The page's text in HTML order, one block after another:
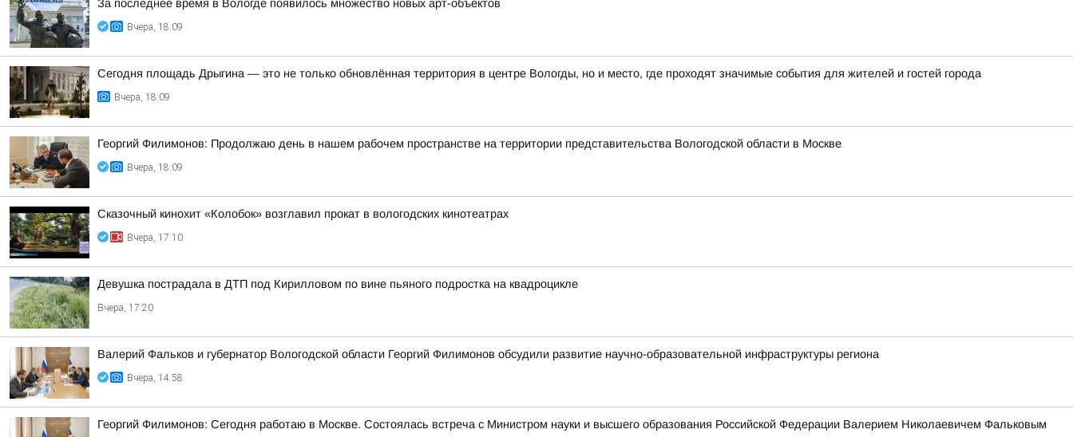
За последнее время в Вологде появилось множество новых арт-объектов
Вчера, 18:09
Сегодня площадь Дрыгина — это не только обновлённая территория в центре Вологды, но и место, где проходят значимые события для жителей и гостей города
Вчера, 18:09
Георгий Филимонов: Продолжаю день в нашем рабочем пространстве на территории представительства Вологодской области в Москве
Вчера, 18:09
Сказочный кинохит «Колобок» возглавил прокат в вологодских кинотеатрах
Вчера, 17:10
Девушка пострадала в ДТП под Кирилловом по вине пьяного подростка на квадроцикле
Вчера, 17:20
Валерий Фальков и губернатор Вологодской области Георгий Филимонов обсудили развитие научно-образовательной инфраструктуры региона
Вчера, 14:58
Георгий Филимонов: Сегодня работаю в Москве. Состоялась встреча с Министром науки и высшего образования Российской Федерации Валерием Николаевичем Фальковым